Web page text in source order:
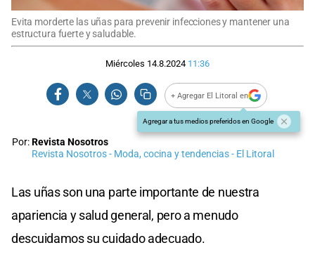
Evita morderte las uñas para prevenir infecciones y mantener una
estructura fuerte y saludable.
Miércoles 14.8.2024 11:36
+ Agregar El Litoral en
Agregar a tus medios preferidos en Google
Por:Revista Nosotros
Revista Nosotros - Moda, cocina y tendencias - El Litoral
Las uñas son una parte importante de nuestra
apariencia y salud general, pero a menudo
descuidamos su cuidado adecuado.